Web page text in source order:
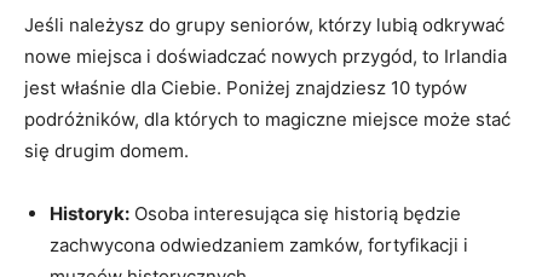
Jeśli ​należysz‌ do‌ grupy seniorów,‌ którzy lubią ⁣odkrywać‌
nowe miejsca i⁢ doświadczać nowych przygód, to Irlandia⁤
jest właśnie dla Ciebie. Poniżej znajdziesz 10‍ typów
podróżników, dla ⁣których to magiczne⁤ miejsce może stać‌
się ​drugim domem.
Historyk: Osoba interesująca się historią będzie⁣
zachwycona odwiedzaniem zamków, fortyfikacji i